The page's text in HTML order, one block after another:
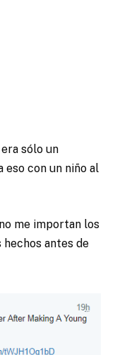
sólo un
eso con un niño al
me importan los
hechos antes de